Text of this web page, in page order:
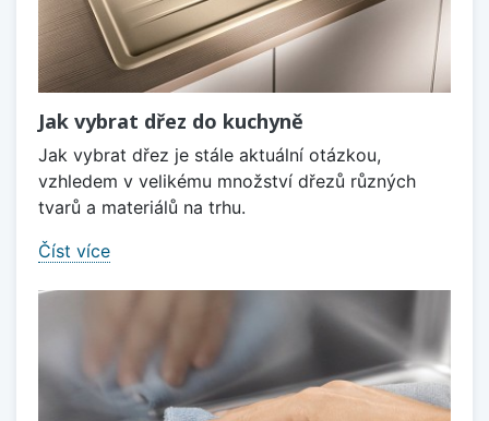
Jak vybrat dřez do kuchyně
Jak vybrat dřez je stále aktuální otázkou,
vzhledem v velikému množství dřezů různých
tvarů a materiálů na trhu.
Číst více